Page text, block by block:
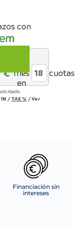
con
€*mes
en
cuotas
/ TAE % /Ver
Financiación sin
intereses